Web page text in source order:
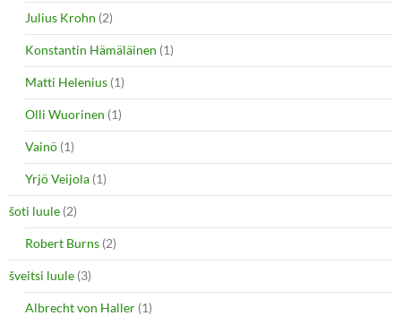
Julius Krohn (2)
Konstantin Hämäläinen (1)
Matti Helenius (1)
Olli Wuorinen (1)
Vainö (1)
Yrjö Veijola (1)
šoti luule (2)
Robert Burns (2)
šveitsi luule (3)
Albrecht von Haller (1)